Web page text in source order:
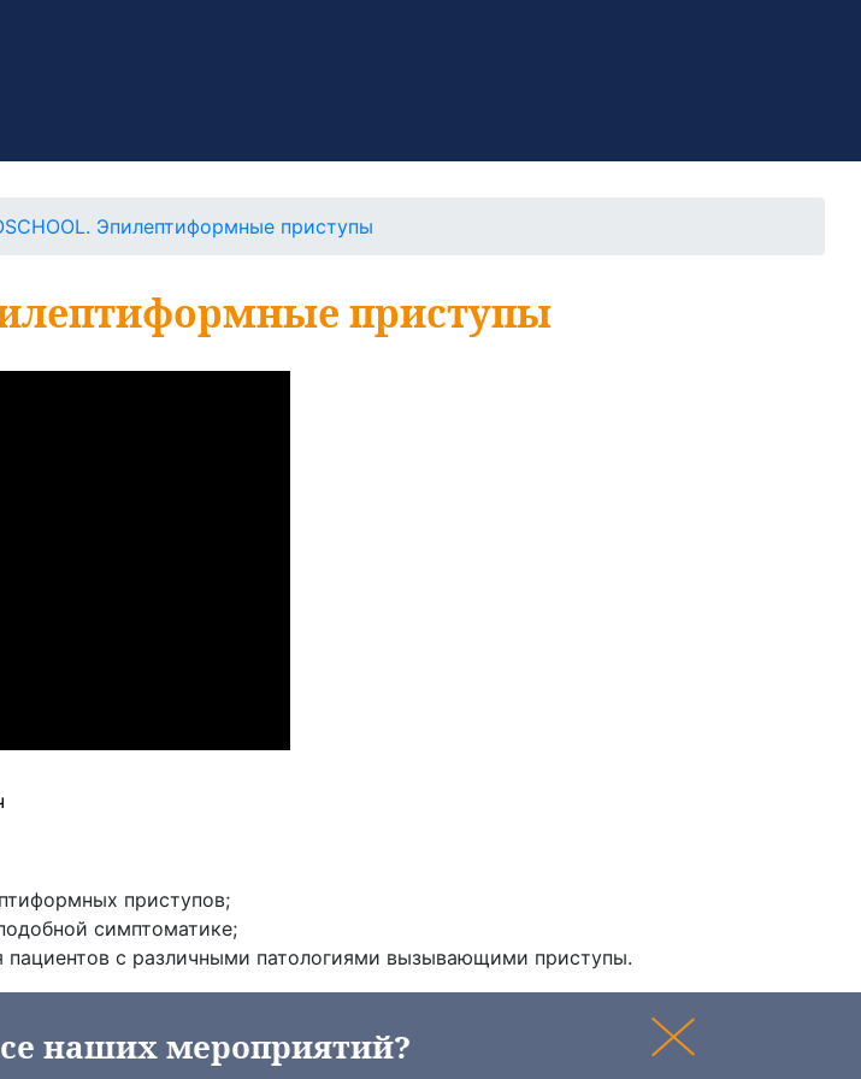
наших мероприятий?
Эпилептиформные приступы
приступы
приступов;
симптоматике;
пациентов с различными патологиями вызывающими приступы.